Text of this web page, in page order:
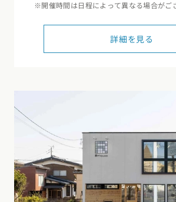
鳥取県島根県山口県
福岡県佐賀県 長崎県 大分県宮
沖縄県
R+houseの間取り
間取りのヒント
ニュースレター
デザインコンテスト
甲信越・北陸エリア
新潟県富山県石川県福井県山梨県長
東海エリア
大阪府
中国エリア
広島県岡山県鳥取県島根県山口県
※開催時間は日程によって異なる場合がご
詳細を見る